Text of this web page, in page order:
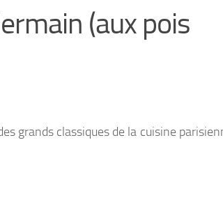
(aux pois
grands classiques de la cuisine